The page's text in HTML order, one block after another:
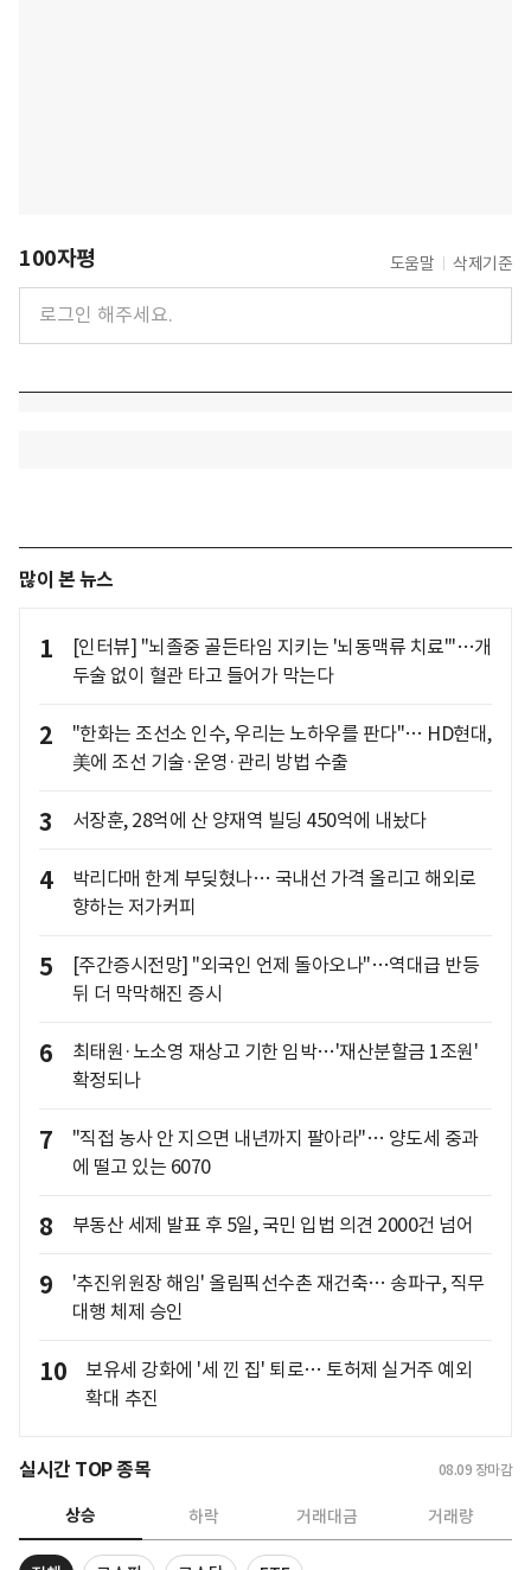
100자평 도움말 삭제기준
많이 본 뉴스
1
[인터뷰] "뇌졸중 골든타임 지키는 '뇌동맥류 치료'"…개
두술 없이 혈관 타고 들어가 막는다
2
"한화는 조선소 인수, 우리는 노하우를 판다"… HD현대,
美에 조선 기술·운영·관리 방법 수출
3 서장훈, 28억에 산 양재역 빌딩 450억에 내놨다
4
박리다매 한계 부딪혔나… 국내선 가격 올리고 해외로
향하는 저가커피
5
[주간증시전망] "외국인 언제 돌아오나"…역대급 반등
뒤 더 막막해진 증시
6
최태원·노소영 재상고 기한 임박…'재산분할금 1조원'
확정되나
7
"직접 농사 안 지으면 내년까지 팔아라"… 양도세 중과
에 떨고 있는 6070
8 부동산 세제 발표 후 5일, 국민 입법 의견 2000건 넘어
9
'추진위원장 해임' 올림픽선수촌 재건축… 송파구, 직무
대행 체제 승인
10
보유세 강화에 '세 낀 집' 퇴로… 토허제 실거주 예외
확대 추진
실시간 TOP 종목 08.09 장마감
상승 하락 거래대금 거래량